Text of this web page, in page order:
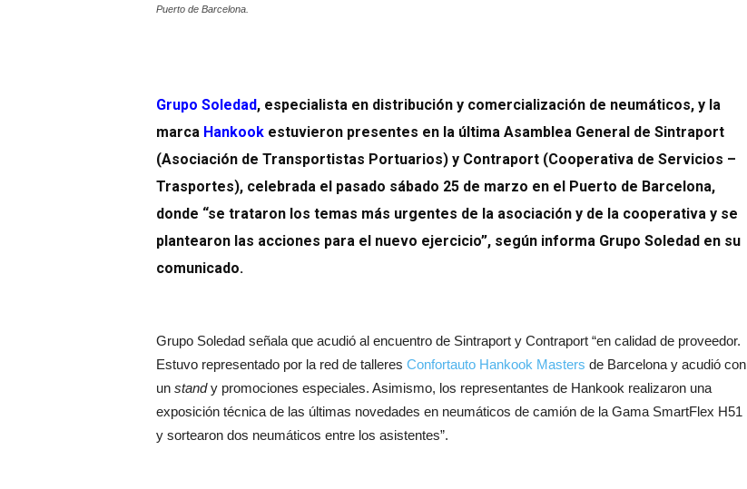
Puerto de Barcelona.
Grupo Soledad, especialista en distribución y comercialización de neumáticos, y la
marca Hankook estuvieron presentes en la última Asamblea General de Sintraport
(Asociación de Transportistas Portuarios) y Contraport (Cooperativa de Servicios –
Trasportes), celebrada el pasado sábado 25 de marzo en el Puerto de Barcelona,
donde “se trataron los temas más urgentes de la asociación y de la cooperativa y se
plantearon las acciones para el nuevo ejercicio”, según informa Grupo Soledad en su
comunicado.
Grupo Soledad señala que acudió al encuentro de Sintraport y Contraport “en calidad de proveedor.
Estuvo representado por la red de talleres Confortauto Hankook Masters de Barcelona y acudió con
un standy promociones especiales. Asimismo, los representantes de Hankook realizaron una
exposición técnica de las últimas novedades en neumáticos de camión de la Gama SmartFlex H51
y sortearon dos neumáticos entre los asistentes”.